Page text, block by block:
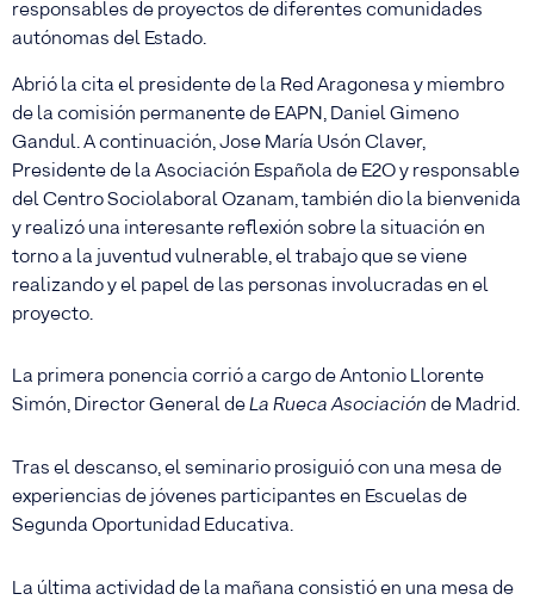
responsables de proyectos de diferentes comunidades
autónomas del Estado.
Abrió la cita el presidente de la Red Aragonesa y miembro
de la comisión permanente de EAPN, Daniel Gimeno
Gandul. A continuación, Jose María Usón Claver,
Presidente de la Asociación Española de E2O y responsable
del Centro Sociolaboral Ozanam, también dio la bienvenida
y realizó una interesante reflexión sobre la situación en
torno a la juventud vulnerable, el trabajo que se viene
realizando y el papel de las personas involucradas en el
proyecto.
La primera ponencia corrió a cargo de Antonio Llorente
Simón, Director General de La Rueca Asociación de Madrid.
Tras el descanso, el seminario prosiguió con una mesa de
experiencias de jóvenes participantes en Escuelas de
Segunda Oportunidad Educativa.
La última actividad de la mañana consistió en una mesa de